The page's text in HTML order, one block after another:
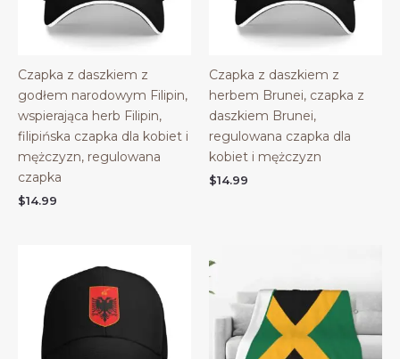
Czapka z daszkiem z
godłem narodowym Filipin,
wspierająca herb Filipin,
filipińska czapka dla kobiet i
mężczyzn, regulowana
czapka
$14.99
Czapka z daszkiem z
herbem Brunei, czapka z
daszkiem Brunei,
regulowana czapka dla
kobiet i mężczyzn
$14.99